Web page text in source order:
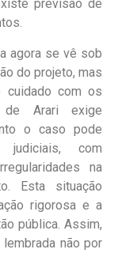
previsão de
agora se vê sob
do projeto, mas
cuidado com os
de Arari exige
o caso pode
judiciais, com
na
Esta situação
rigorosa e a
pública. Assim,
não por